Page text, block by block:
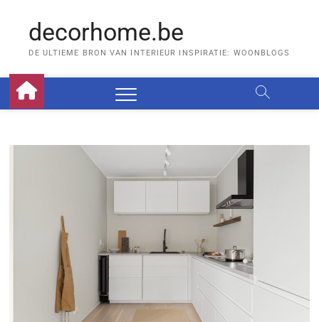
contentdecorhome.be
DE ULTIEME BRON VAN INTERIEUR INSPIRATIE: WOONBLOGS